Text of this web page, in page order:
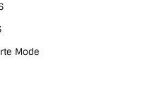
Mode